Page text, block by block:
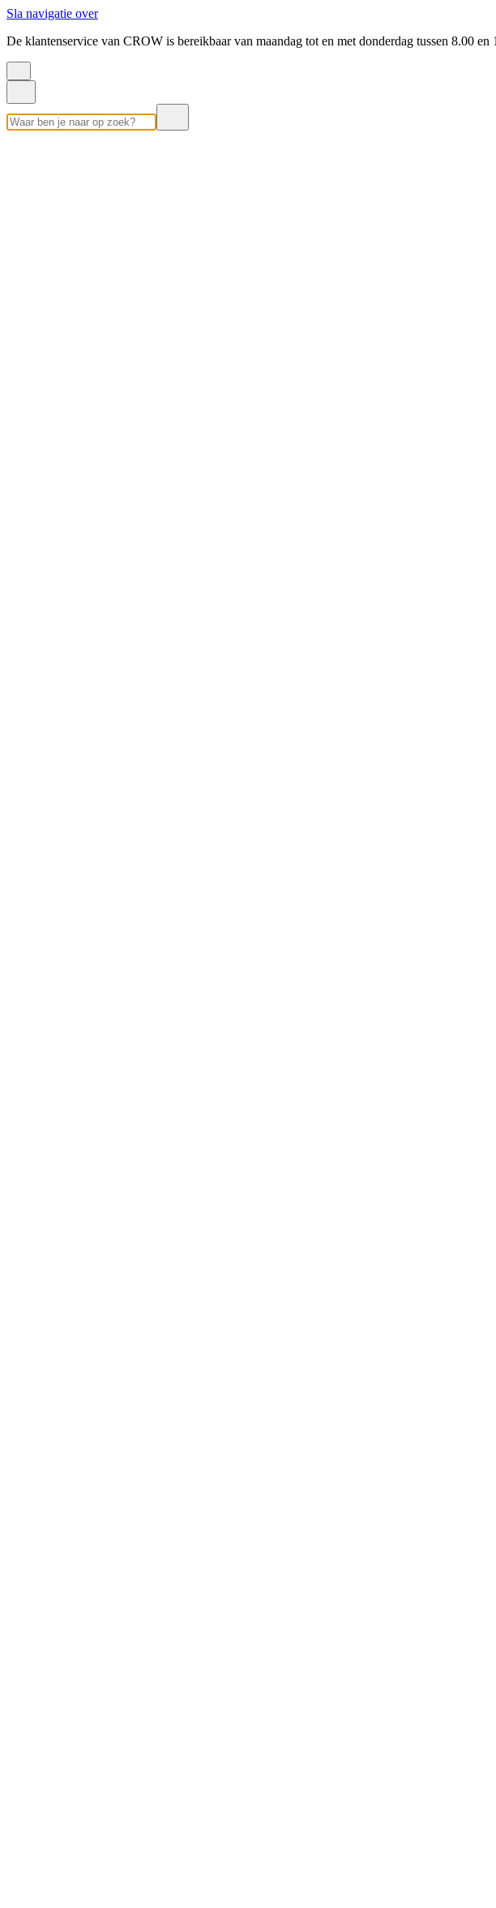
Sla navigatie over
De klantenservice van CROW is bereikbaar van maandag tot en met donderdag tussen 8.00 en